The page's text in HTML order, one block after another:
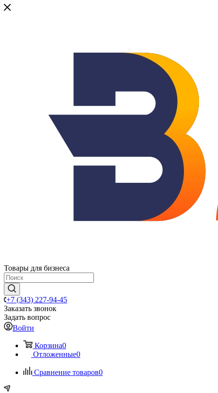
Товары для бизнеса
+7 (343) 227-94-45
Заказать звонок
Задать вопрос
Войти
Корзина0
Отложенные0
Сравнение товаров0